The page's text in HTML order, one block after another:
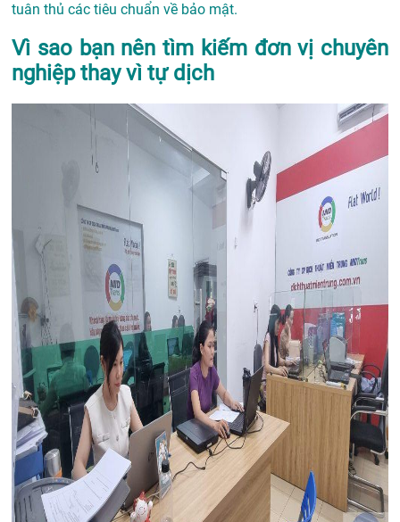
tuân thủ các tiêu chuẩn về bảo mật.
Vì sao bạn nên tìm kiếm đơn vị chuyên
nghiệp thay vì tự dịch